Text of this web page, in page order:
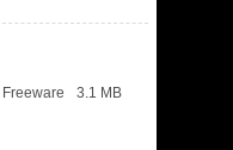
Freeware 3.1 MB